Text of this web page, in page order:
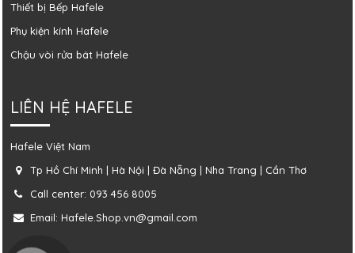
Thiết bị Bếp Hafele
Phụ kiện kính Hafele
Chậu vòi rửa bát Hafele
LIÊN HỆ HAFELE
Hafele Việt Nam
Tp Hồ Chí Minh | Hà Nội | Đà Nẵng | Nha Trang | Cần Thơ
Call center: 093 456 8005
Email: Hafele.Shop.vn@gmail.com